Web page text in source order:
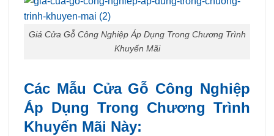
Giá Cửa Gỗ Công Nghiệp Áp Dụng Trong Chương Trình
Khuyến Mãi
Các Mẫu Cửa Gỗ Công Nghiệp
Áp Dụng Trong Chương Trình
Khuyến Mãi Này: